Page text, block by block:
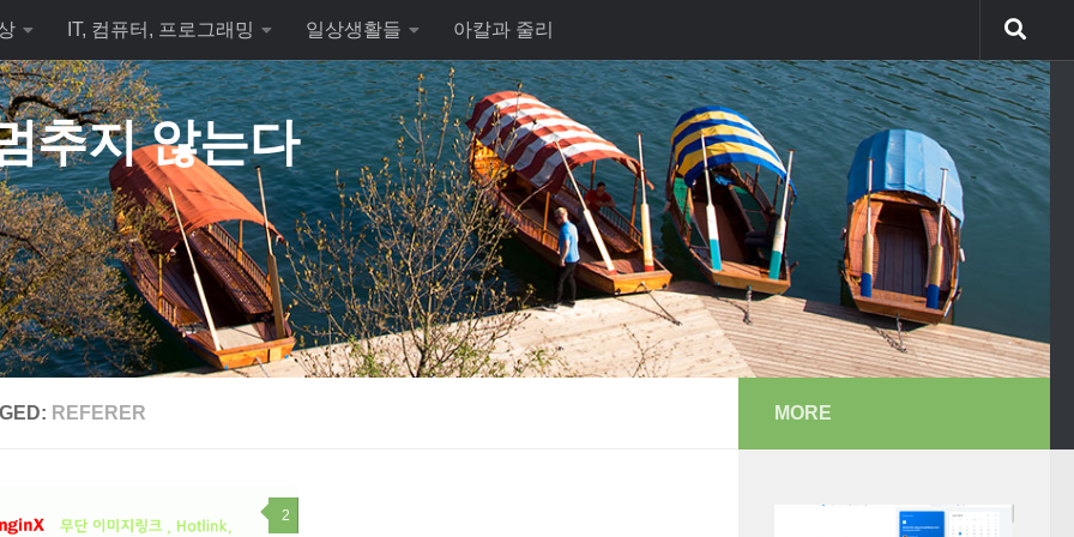
IT, 컴퓨터, 프로그래밍 일상생활들 아칼과 줄리
추지 않는다
REFERER
2
MORE